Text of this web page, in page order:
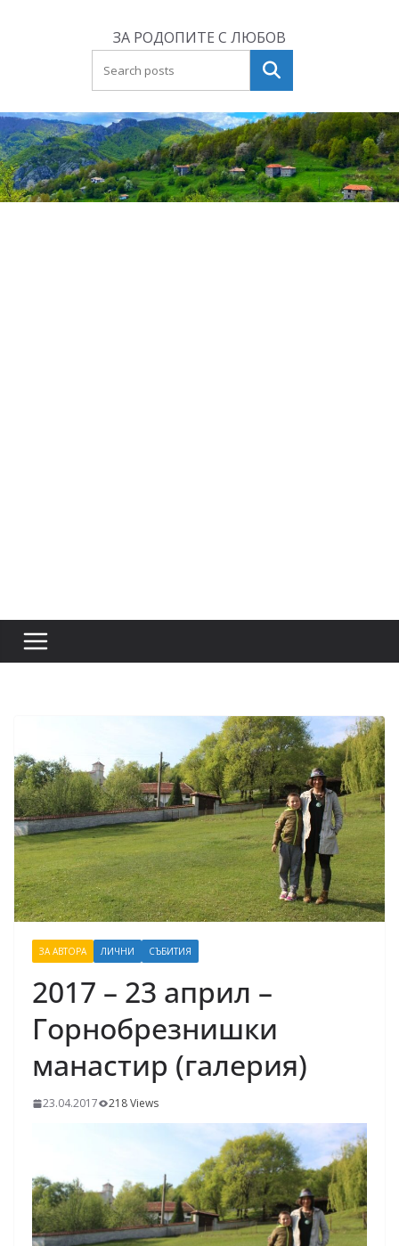
ЗА РОДОПИТЕ С ЛЮБОВ
Търсене
ЗА АВТОРА ЛИЧНИ СЪБИТИЯ
2017 – 23 април –
Горнобрезнишки
манастир (галерия)
23.04.2017 218 Views